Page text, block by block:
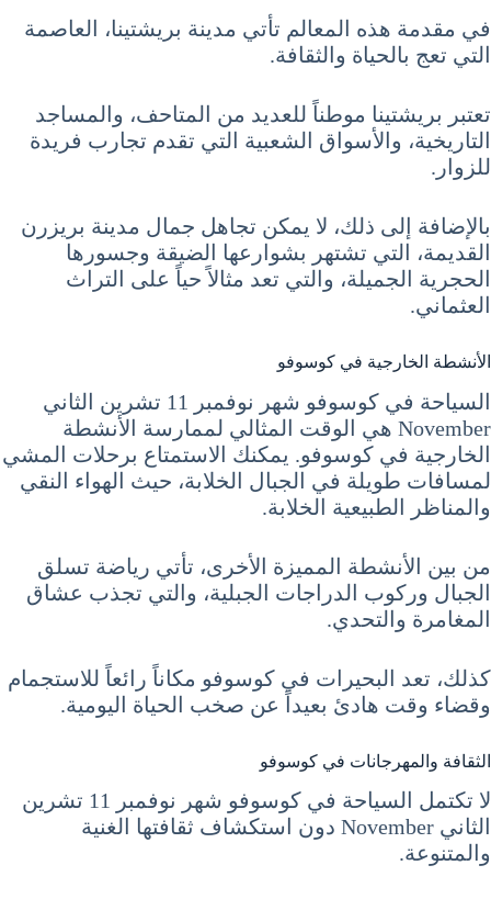
في مقدمة هذه المعالم تأتي مدينة بريشتينا، العاصمة
التي تعج بالحياة والثقافة.
تعتبر بريشتينا موطناً للعديد من المتاحف، والمساجد
التاريخية، والأسواق الشعبية التي تقدم تجارب فريدة
للزوار.
بالإضافة إلى ذلك، لا يمكن تجاهل جمال مدينة بريزرن
القديمة، التي تشتهر بشوارعها الضيقة وجسورها
الحجرية الجميلة، والتي تعد مثالاً حياً على التراث
العثماني.
الأنشطة الخارجية في كوسوفو
السياحة في كوسوفو شهر نوفمبر 11 تشرين الثاني
November هي الوقت المثالي لممارسة الأنشطة
الخارجية في كوسوفو. يمكنك الاستمتاع برحلات المشي
لمسافات طويلة في الجبال الخلابة، حيث الهواء النقي
والمناظر الطبيعية الخلابة.
من بين الأنشطة المميزة الأخرى، تأتي رياضة تسلق
الجبال وركوب الدراجات الجبلية، والتي تجذب عشاق
المغامرة والتحدي.
كذلك، تعد البحيرات في كوسوفو مكاناً رائعاً للاستجمام
وقضاء وقت هادئ بعيداً عن صخب الحياة اليومية.
الثقافة والمهرجانات في كوسوفو
لا تكتمل السياحة في كوسوفو شهر نوفمبر 11 تشرين
الثاني November دون استكشاف ثقافتها الغنية
والمتنوعة.